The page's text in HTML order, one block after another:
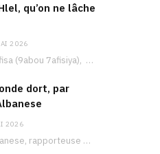
qu’on ne lâche
2026
Le cave de Hafisa (9abou 7afisiya), premier roman du journaliste tunisien Mohamed Amine Ben Hlel,…
dort, par
2026
Francesca Albanese, rapporteuse spéciale de l’ONU sur les territoires palestiniens occupés, était à Tunis pour…